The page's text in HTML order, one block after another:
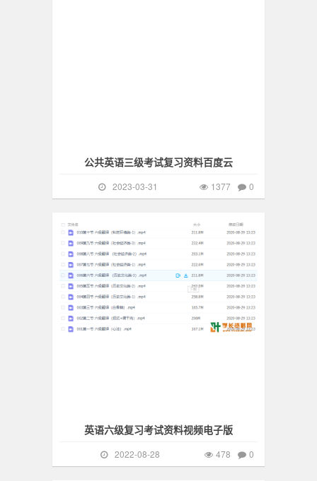
公共英语三级考试复习资料百度云
2023-03-31 0
1377
英语六级复习考试资料视频电子版
英语六级 478
2022-08-28 0
478
英语四级 435